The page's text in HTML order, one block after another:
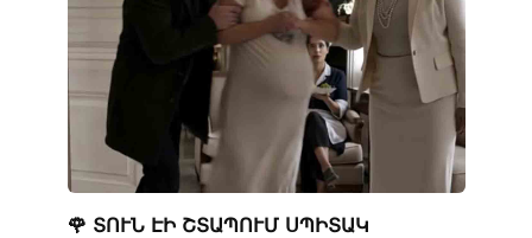
🌹 ՏՈՒՆ ԷԻ ՇՏԱՊՈՒՄ ՍՊԻՏԱԿ